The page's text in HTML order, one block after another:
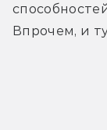
Впрочем, и